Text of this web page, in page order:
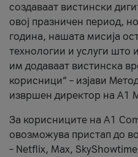
создаваат вистински
овој празничен период,
година, нашата мисија
технологии и услуги што
им додаваат вистинска
корисници“ – изјави
извршен директор на А1
За корисниците на A1
овозможува пристап до
– Netflix, Max,